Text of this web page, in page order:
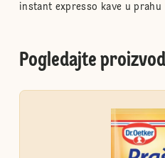
instant expresso kave u prahu
Pogledajte